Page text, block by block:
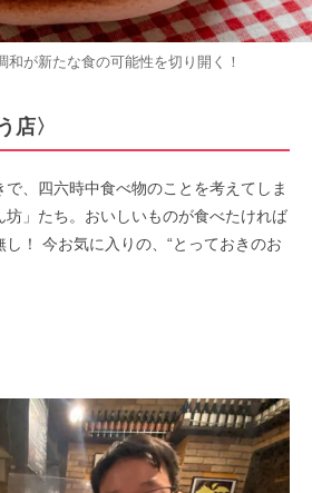
が新たな食の可能性を切り開く！
店〉
、四六時中食べ物のことを考えてしま
坊」たち。おいしいものが食べたければ
！ 今お気に入りの、“とっておきのお